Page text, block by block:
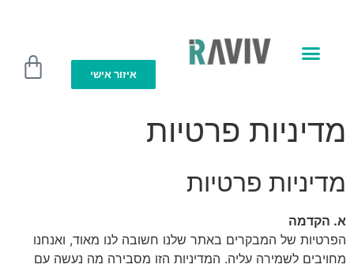
איזור אישי
מדיניות פרטיות
מדיניות פרטיות
א. הקדמה
הפרטיות של המבקרים באתר שלנו חשובה לנו מאוד, ואנחנו
מחויבים לשמירה עליה. המדיניות הזו מסבירה מה נעשה עם